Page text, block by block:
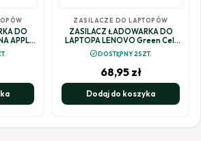
DO
APPLE
20V
ZASILACZE DO LAPTOPÓW
ZASILACZ ŁADOWARKA DO
LAPTOPA LENOVO Green Cell
PRO AD39AP 20V 4,5A 90W Slim
Tip
check_circleDOSTĘPNY 2SZT.
68,95 zł
Dodaj do koszyka